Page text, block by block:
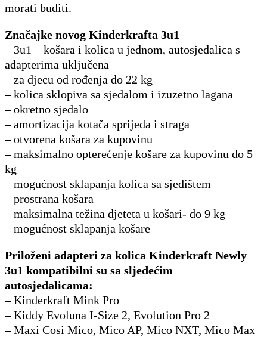
morati buditi.
Značajke novog Kinderkrafta 3u1
– 3u1 – košara i kolica u jednom, autosjedalica s
adapterima uključena
– za djecu od rođenja do 22 kg
– kolica sklopiva sa sjedalom i izuzetno lagana
– okretno sjedalo
– amortizacija kotača sprijeda i straga
– otvorena košara za kupovinu
– maksimalno opterećenje košare za kupovinu do 5
kg
– mogućnost sklapanja kolica sa sjedištem
– prostrana košara
– maksimalna težina djeteta u košari- do 9 kg
– mogućnost sklapanja košare
Priloženi adapteri za kolica Kinderkraft Newly
3u1 kompatibilni su sa sljedećim
autosjedalicama:
– Kinderkraft Mink Pro
– Kiddy Evoluna I-Size 2, Evolution Pro 2
– Maxi Cosi Mico, Mico AP, Mico NXT, Mico Max